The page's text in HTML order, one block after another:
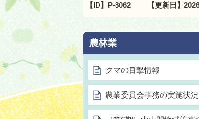
【ID】 P-8062 【更新日】
農林業
クマの目撃情報
農業委員会事務の実施状